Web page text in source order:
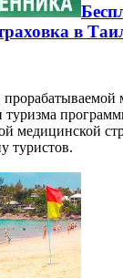
в
медицинской
туристов.